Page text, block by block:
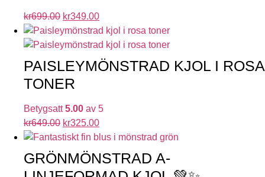
kr699.00 kr349.00
PAISLEYMÖNSTRAD KJOL I ROSA
TONER
Betygsatt5.00 av 5
kr649.00 kr325.00
GRÖNMÖNSTRAD A-